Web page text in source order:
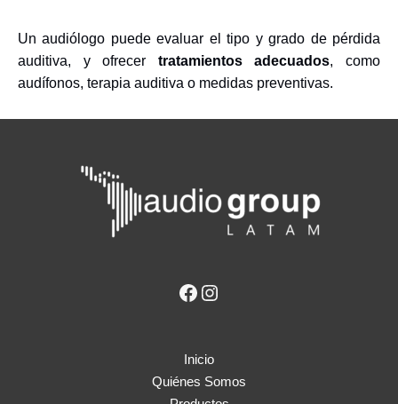
Un audiólogo puede evaluar el tipo y grado de pérdida
auditiva, y ofrecer tratamientos adecuados, como
audífonos, terapia auditiva o medidas preventivas.
Inicio
Quiénes Somos